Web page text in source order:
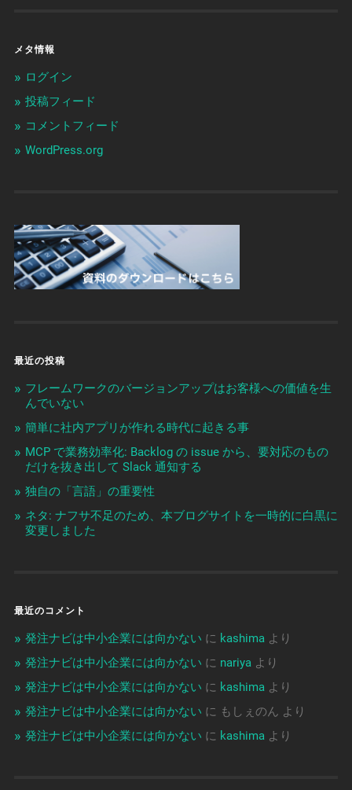
メタ情報
ログイン
投稿フィード
コメントフィード
WordPress.org
最近の投稿
フレームワークのバージョンアップはお客様への価値を生
んでいない
簡単に社内アプリが作れる時代に起きる事
MCP で業務効率化: Backlog の issue から、要対応のもの
だけを抜き出して Slack 通知する
独自の「言語」の重要性
ネタ: ナフサ不足のため、本ブログサイトを一時的に白黒に
変更しました
最近のコメント
発注ナビは中小企業には向かない に kashimaより
発注ナビは中小企業には向かない に nariyaより
発注ナビは中小企業には向かない に kashimaより
発注ナビは中小企業には向かない に もしぇのん より
発注ナビは中小企業には向かない に kashimaより